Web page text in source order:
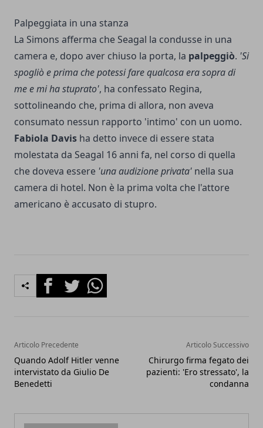
Palpeggiata in una stanza
La Simons afferma che Seagal la condusse in una
camera e, dopo aver chiuso la porta, la palpeggiò. 'Si
spogliò e prima che potessi fare qualcosa era sopra di
me e mi ha stuprato', ha confessato Regina,
sottolineando che, prima di allora, non aveva
consumato nessun rapporto 'intimo' con un uomo.
Fabiola Davis ha detto invece di essere stata
molestata da Seagal 16 anni fa, nel corso di quella
che doveva essere 'una audizione privata' nella sua
camera di hotel. Non è la prima volta che l'attore
americano è accusato di stupro.
FacebookTwitterWhatsapp
Articolo Precedente
Quando Adolf Hitler venne
intervistato da Giulio De
Benedetti
Articolo Successivo
Chirurgo firma fegato dei
pazienti: 'Ero stressato', la
condanna